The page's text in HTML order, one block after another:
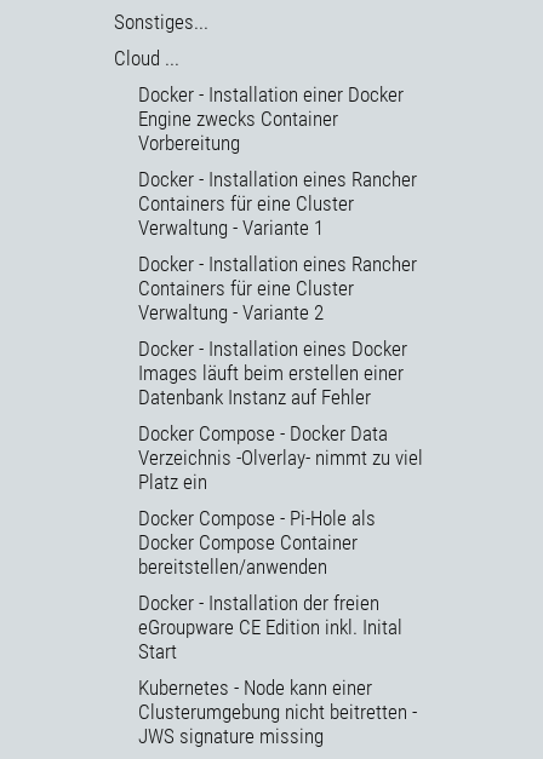
Sonstiges...
Cloud ...
Docker - Installation einer Docker
Engine zwecks Container
Vorbereitung
Docker - Installation eines Rancher
Containers für eine Cluster
Verwaltung - Variante 1
Docker - Installation eines Rancher
Containers für eine Cluster
Verwaltung - Variante 2
Docker - Installation eines Docker
Images läuft beim erstellen einer
Datenbank Instanz auf Fehler
Docker Compose - Docker Data
Verzeichnis -Olverlay- nimmt zu viel
Platz ein
Docker Compose - Pi-Hole als
Docker Compose Container
bereitstellen/anwenden
Docker - Installation der freien
eGroupware CE Edition inkl. Inital
Start
Kubernetes - Node kann einer
Clusterumgebung nicht beitretten -
JWS signature missing